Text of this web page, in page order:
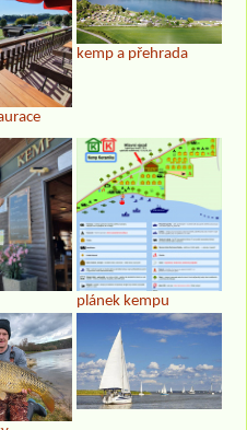
kemp a přehrada
plánek kempu